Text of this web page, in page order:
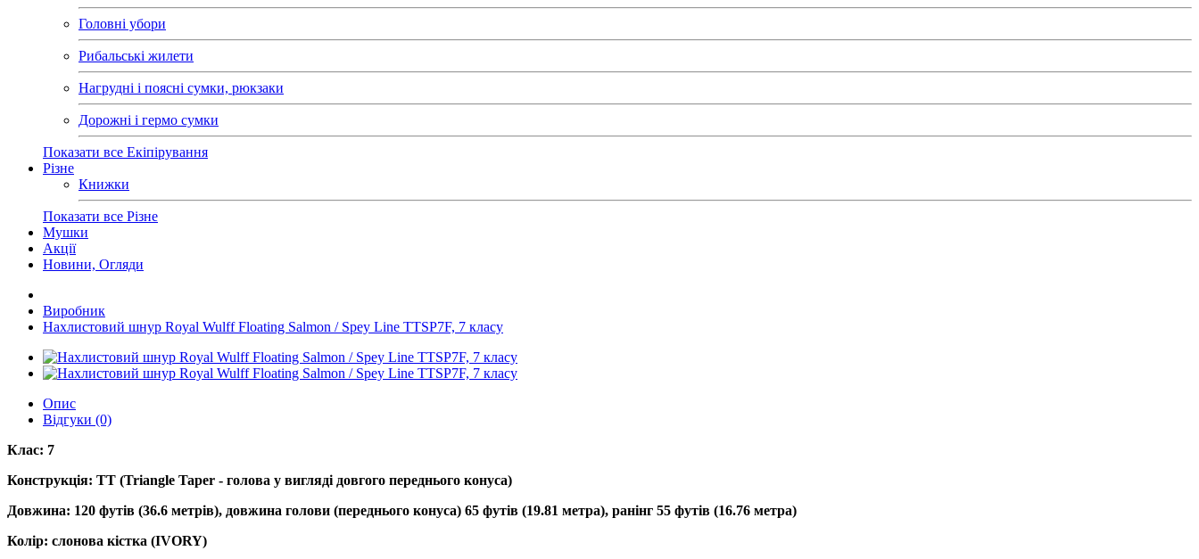
Головні убори
Рибальські жилети
Нагрудні і поясні сумки, рюкзаки
Дорожні і гермо сумки
Показати все Екіпірування
Різне
Книжки
Показати все Різне
Мушки
Акції
Новини, Огляди
Виробник
Нахлистовий шнур Royal Wulff Floating Salmon / Spey Line TTSP7F, 7 класу
Опис
Відгуки (0)
Клас: 7
Конструкція: TT (Triangle Taper - голова у вигляді довгого переднього конуса)
Довжина: 120 футів (36.6 метрів), довжина голови (переднього конуса) 65 футів (19.81 метра), ранінг 55 футів (16.76 метра)
Колір: слонова кістка (IVORY)